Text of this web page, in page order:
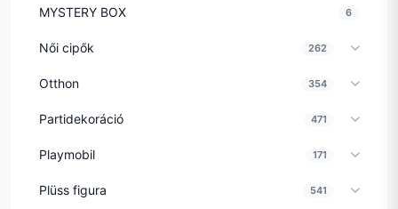
MYSTERY BOX 6
Női cipők 262
Otthon 354
Partidekoráció 471
Playmobil 171
Plüss figura 541